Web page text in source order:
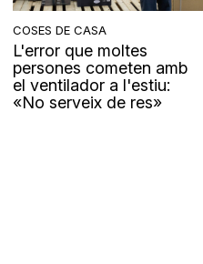
COSES DE CASA
L'error que moltes
persones cometen amb
el ventilador a l'estiu:
«No serveix de res»